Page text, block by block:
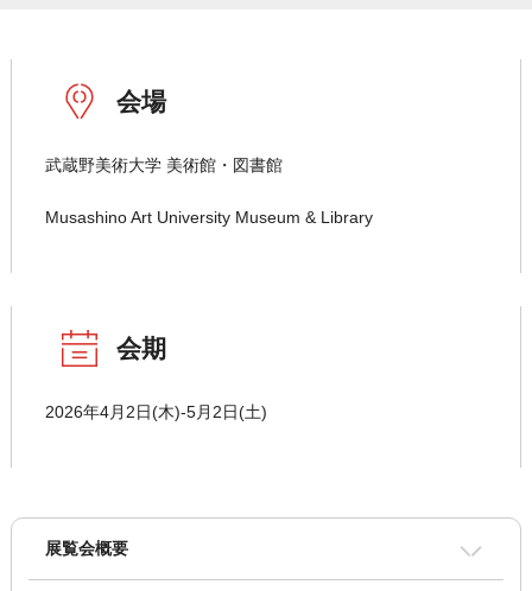
会場
武蔵野美術大学 美術館・図書館
Musashino Art University Museum & Library
会期
2026年4月2日(木)-5月2日(土)
展覧会概要